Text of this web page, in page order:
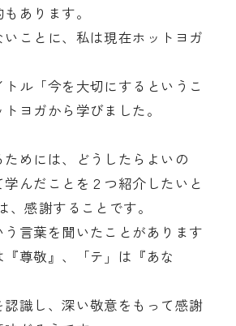
あります。
ことに、私は現在ホットヨガ
ル「今を大切にするというこ
ヨガから学びました。
めには、どうしたらよいの
んだことを２つ紹介したいと
、感謝することです。
う言葉を聞いたことがあります
尊敬』、「テ」は『あな
認識し、深い敬意をもって感謝